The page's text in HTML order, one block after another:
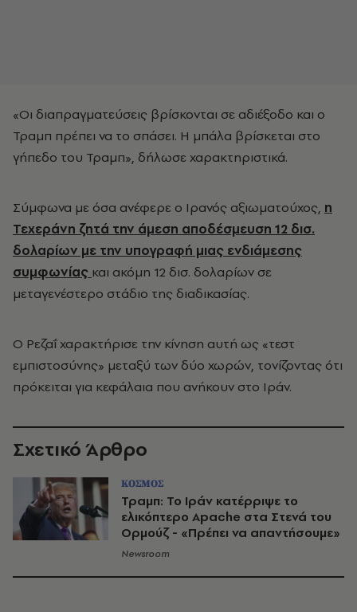
«Οι διαπραγματεύσεις βρίσκονται σε αδιέξοδο και ο
Τραμπ πρέπει να το σπάσει. Η μπάλα βρίσκεται στο
γήπεδο του Τραμπ», δήλωσε χαρακτηριστικά.
Σύμφωνα με όσα ανέφερε ο Ιρανός αξιωματούχος, η
Τεχεράνη ζητά την άμεση αποδέσμευση 12 δισ.
δολαρίων με την υπογραφή μιας ενδιάμεσης
συμφωνίας και ακόμη 12 δισ. δολαρίων σε
μεταγενέστερο στάδιο της διαδικασίας.
Ο Ρεζαΐ χαρακτήρισε την κίνηση αυτή ως «τεστ
εμπιστοσύνης» μεταξύ των δύο χωρών, τονίζοντας ότι
πρόκειται για κεφάλαια που ανήκουν στο Ιράν.
Σχετικό Άρθρο
ΚΟΣΜΟΣ
Τραμπ: Το Ιράν κατέρριψε το
ελικόπτερο Apache στα Στενά του
Ορμούζ - «Πρέπει να απαντήσουμε»
Newsroom